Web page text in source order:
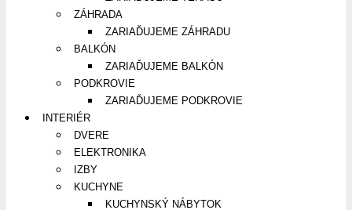
ZÁHRADA
ZARIAĎUJEME ZÁHRADU
BALKÓN
ZARIAĎUJEME BALKÓN
PODKROVIE
ZARIAĎUJEME PODKROVIE
INTERIÉR
DVERE
ELEKTRONIKA
IZBY
KUCHYNE
KUCHYNSKÝ NÁBYTOK